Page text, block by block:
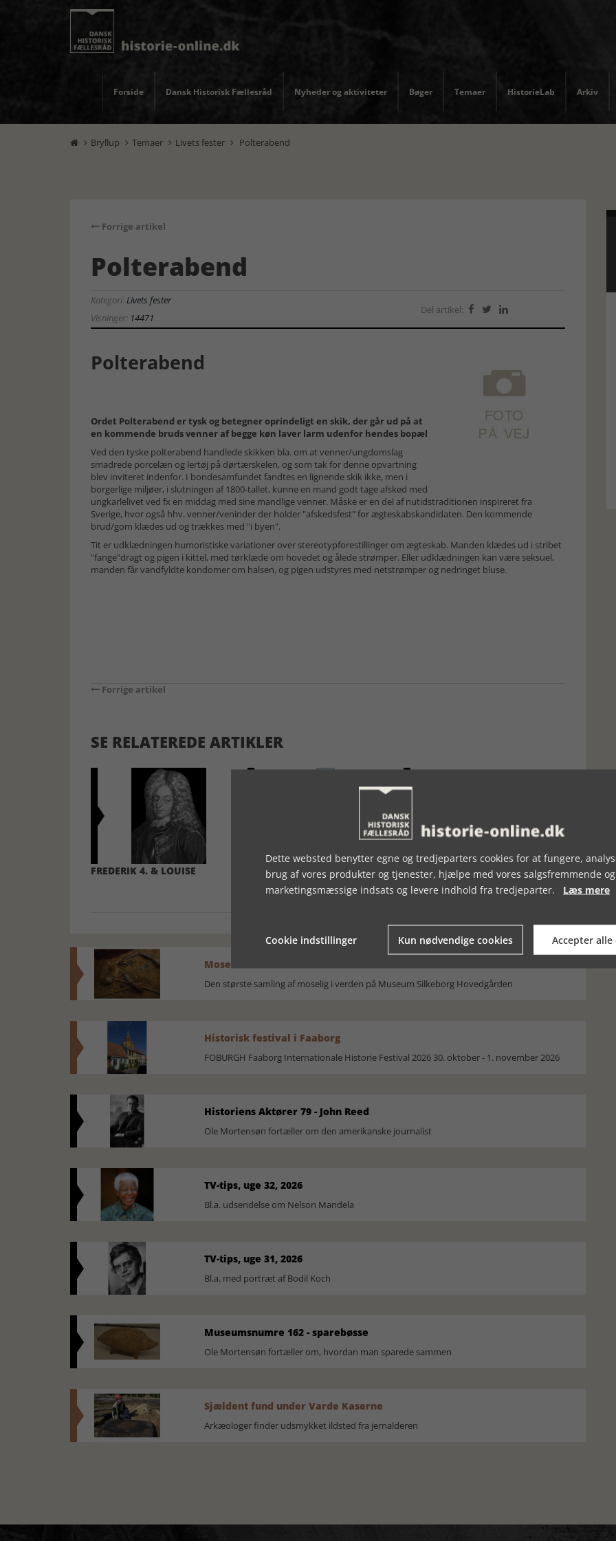
Forside Dansk Historisk Fællesråd Nyheder og aktiviteter Bøger Temaer HistorieLab Arkiv
 Bryllup  Temaer  Livets fester  Polterabend
Forrige artikel
Polterabend
Kategori:Livets fester
Visninger: 14471
Del artikel:   
Polterabend
Ordet Polterabend er tysk og betegner oprindeligt en skik, der går ud på at
en kommende bruds venner af begge køn laver larm udenfor hendes bopæl
Ved den tyske polterabend handlede skikken bla. om at venner/ungdomslag
smadrede porcelæn og lertøj på dørtærskelen, og som tak for denne opvartning
blev inviteret indenfor. I bondesamfundet fandtes en lignende skik ikke, men i
borgerlige miljøer, i slutningen af 1800-tallet, kunne en mand godt tage afsked med
ungkarlelivet ved fx en middag med sine mandlige venner. Måske er en del af nutidstraditionen inspireret fra
Sverige, hvor også hhv. venner/veninder der holder "afskedsfest" for ægteskabskandidaten. Den kommende
brud/gom klædes ud og trækkes med "i byen".
Tit er udklædningen humoristiske variationer over stereotypforestillinger om ægteskab. Manden klædes ud i stribet
"fange"dragt og pigen i kittel, med tørklæde om hovedet og ålede strømper. Eller udklædningen kan være seksuel,
manden får vandfyldte kondomer om halsen, og pigen udstyres med netstrømper og nedringet bluse.
Forrige artikel
SE RELATEREDE ARTIKLER
FREDERIK 4. & LOUISE
ROYALE BRUDEKJOLER GENNEMFOLKET TIL BRYLLUP
Mosefolket
Den største samling af moselig i verden på Museum Silkeborg Hovedgården
Historisk festival i Faaborg
FOBURGH Faaborg Internationale Historie Festival 2026 30. oktober - 1. november 2026
Historiens Aktører 79 - John Reed
Ole Mortensøn fortæller om den amerikanske journalist
TV-tips, uge 32, 2026
Bl.a. udsendelse om Nelson Mandela
TV-tips, uge 31, 2026
Bl.a. med portræt af Bodil Koch
Museumsnumre 162 - sparebøsse
Ole Mortensøn fortæller om, hvordan man sparede sammen
Sjældent fund under Varde Kaserne
Arkæologer finder udsmykket ildsted fra jernalderen
Dette websted benytter egne og tredjeparters cookies for at fungere,
brug af vores produkter og tjenester, hjælpe med vores salgsfremmende og
marketingsmæssige indsats og levere indhold fra tredjeparter. Læs mere
Cookie indstillinger Kun nødvendige cookies Accepter alle